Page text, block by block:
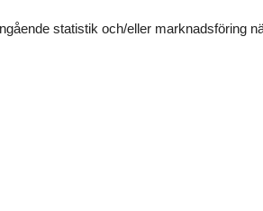
spjälsäng
Rökförbud, Radhus
statistik och/eller marknadsföring